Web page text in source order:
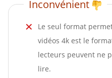
Inconvénient
Le seul format
vidéos 4k est le
lecteurs peuvent ne
lire.